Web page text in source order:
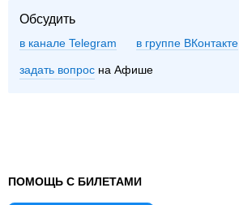
Обсудить
в канале Telegram группе ВКонтакте
задать вопрос на Афише
ПОМОЩЬ С БИЛЕТАМИ